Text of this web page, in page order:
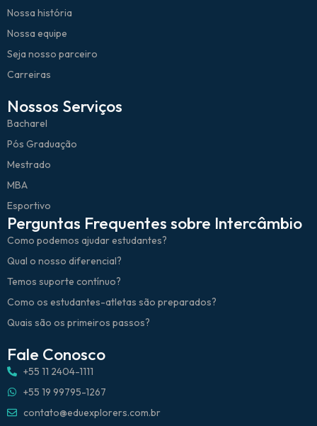
Nossa história
Nossa equipe
Seja nosso parceiro
Carreiras
Nossos Serviços
Bacharel
Pós Graduação
Mestrado
MBA
Esportivo
Perguntas Frequentes sobre Intercâmbio
Como podemos ajudar estudantes?
Qual o nosso diferencial?
Temos suporte contínuo?
Como os estudantes-atletas são preparados?
Quais são os primeiros passos?
Fale Conosco
+55 11 2404-1111
+55 19 99795-1267
contato@eduexplorers.com.br